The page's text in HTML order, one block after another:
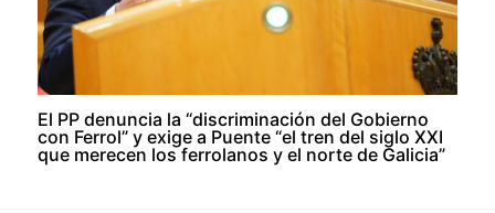
El PP denuncia la “discriminación del Gobierno
con Ferrol” y exige a Puente “el tren del siglo XXI
que merecen los ferrolanos y el norte de Galicia”